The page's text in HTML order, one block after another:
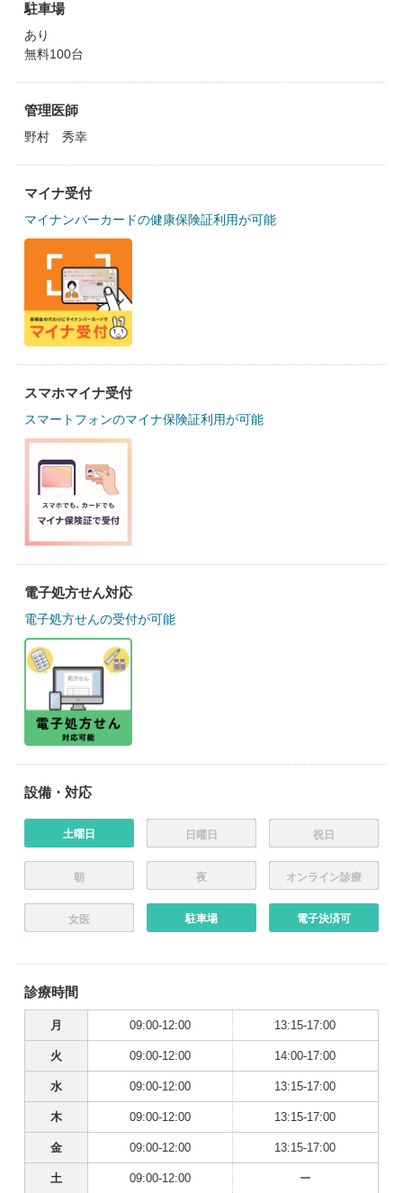
駐車場
あり
無料100台
管理医師
野村 秀幸
マイナ受付
マイナンバーカードの健康保険証利用が可能
スマホマイナ受付
スマートフォンのマイナ保険証利用が可能
電子処方せん対応
電子処方せんの受付が可能
設備・対応
土曜日 日曜日 祝日
朝 夜 オンライン診療
女医 駐車場 電子決済可
診療時間
月 09:00-12:00 13:15-17:00
火 09:00-12:00 14:00-17:00
水 09:00-12:00 13:15-17:00
木 09:00-12:00 13:15-17:00
金 09:00-12:00 13:15-17:00
土 09:00-12:00 ー